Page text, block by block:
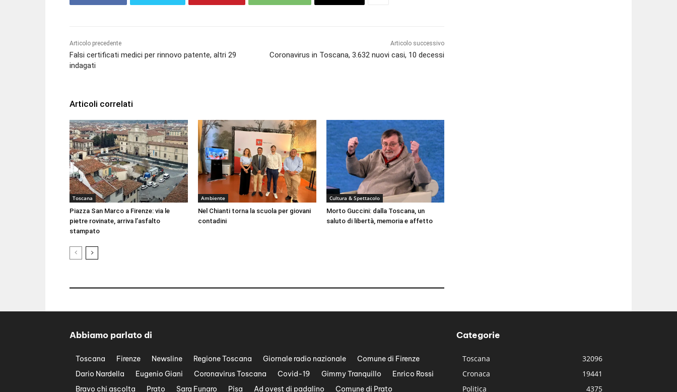
Articolo precedente
Falsi certificati medici per rinnovo patente, altri 29
indagati
Articolo successivo
Coronavirus in Toscana, 3.632 nuovi casi, 10 decessi
Articoli correlati
Toscana
Piazza San Marco a Firenze: via le
pietre rovinate, arriva l’asfalto
stampato
Ambiente
Nel Chianti torna la scuola per giovani
contadini
Cultura & Spettacolo
Morto Guccini: dalla Toscana, un
saluto di libertà, memoria e affetto
Abbiamo parlato di
Toscana Firenze Newsline Regione Toscana Giornale radio nazionale
Comune di Firenze
Dario Nardella
Eugenio Giani Coronavirus Toscana Covid-19 Gimmy Tranquillo
Enrico Rossi
Bravo chi ascolta
Prato Sara Funaro Pisa Ad ovest di padalino Comune di Prato
Categorie
Toscana
32096
Cronaca
19441
Politica
4375